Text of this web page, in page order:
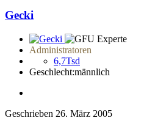
Gecki
Administratoren
6,7Tsd
Geschlecht:männlich
Geschrieben 26. März 2005